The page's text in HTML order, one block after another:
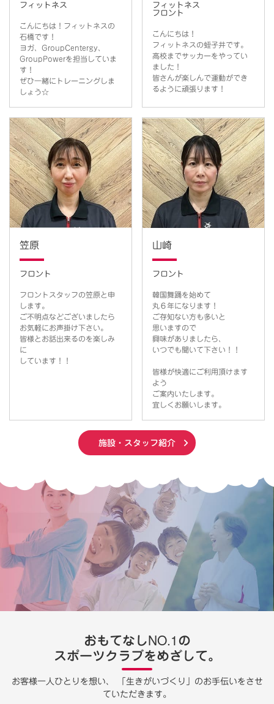
フィットネス
こんにちは！フィットネスの
石橋です！
ヨガ、GroupCentergy、
GroupPowerを担当していま
す！
ぜひ一緒にトレーニングしま
しょう☆
フィットネス
フロント
こんにちは！
フィットネスの蛭子井です。
高校までサッカーをやってい
ました！
皆さんが楽しんで運動ができ
るように頑張ります！
笠原
フロント
フロントスタッフの笠原と申
します。
ご不明点などございましたら
お気軽にお声掛け下さい。
皆様とお話出来るのを楽しみ
に
しています！！
山崎
フロント
韓国舞踊を始めて
丸６年になります！
ご存知ない方も多いと
思いますので
興味がありましたら、
いつでも聞いて下さい！！
皆様が快適にご利用頂けます
よう
ご案内いたします。
宜しくお願いします。
施設・スタッフ紹介
おもてなしNO.1の
スポーツクラブをめざして。
お客様一人ひとりを想い、
「生きがいづくり」のお手伝いをさせ
ていただきます。